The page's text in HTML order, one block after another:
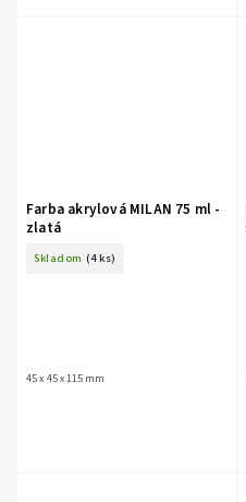
Farba akrylová MILAN 75 ml -
zlatá
Skladom (4 ks)
45 x 45 x 115 mm